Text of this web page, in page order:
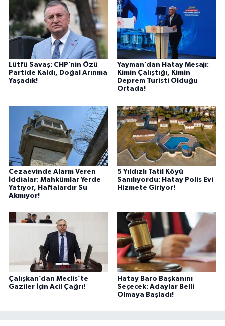
Lütfü Savaş: CHP’nin Özü
Partide Kaldı, Doğal Arınma
Yaşadık!
Yayman’dan Hatay Mesajı:
Kimin Çalıştığı, Kimin
Deprem Turisti Olduğu
Ortada!
Cezaevinde Alarm Veren
İddialar: Mahkûmlar Yerde
Yatıyor, Haftalardır Su
Akmıyor!
5 Yıldızlı Tatil Köyü
Sanılıyordu: Hatay Polis Evi
Hizmete Giriyor!
Çalışkan’dan Meclis’te
Gaziler İçin Acil Çağrı!
Hatay Baro Başkanını
Seçecek: Adaylar Belli
Olmaya Başladı!